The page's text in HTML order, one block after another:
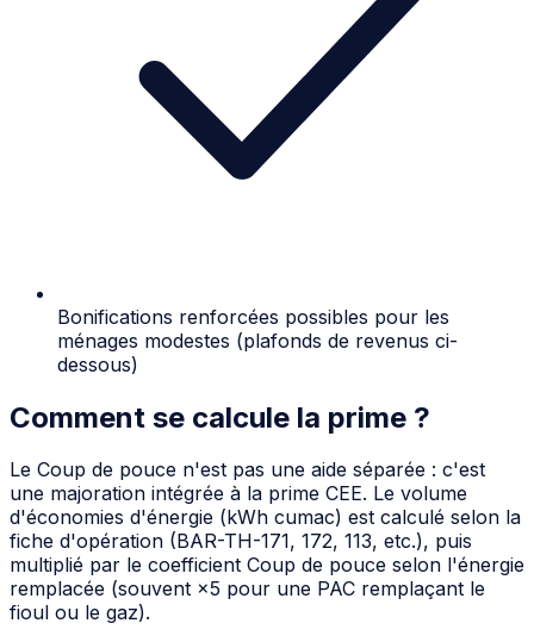
Bonifications renforcées possibles pour les
ménages modestes (plafonds de revenus ci-
dessous)
Comment se calcule la prime ?
Le Coup de pouce n'est pas une aide séparée : c'est
une majoration intégrée à la prime CEE. Le volume
d'économies d'énergie (kWh cumac) est calculé selon la
fiche d'opération (BAR-TH-171, 172, 113, etc.), puis
multiplié par le coefficient Coup de pouce selon l'énergie
remplacée (souvent ×5 pour une PAC remplaçant le
fioul ou le gaz).